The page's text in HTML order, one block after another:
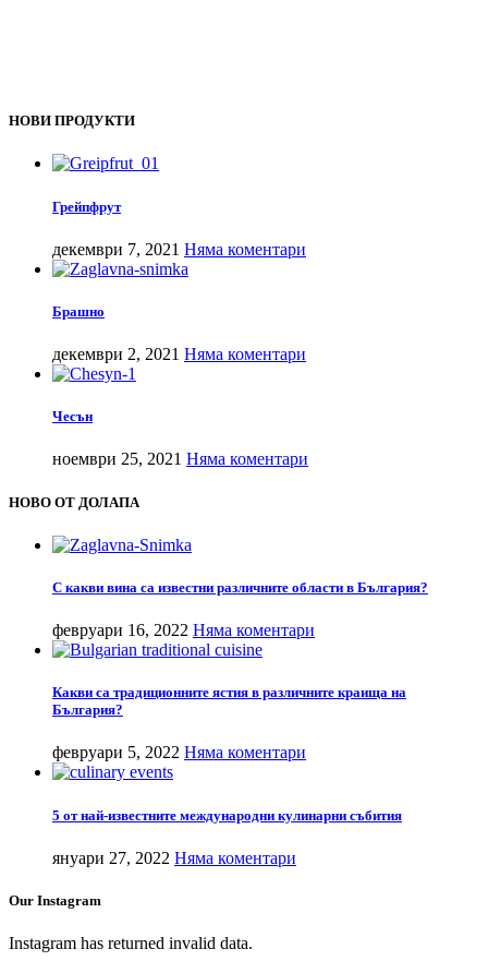
НОВИ ПРОДУКТИ
Грейпфрут
декември 7, 2021 Няма коментари
Брашно
декември 2, 2021 Няма коментари
Чесън
ноември 25, 2021 Няма коментари
НОВО ОТ ДОЛАПА
С какви вина са известни различните области в България?
февруари 16, 2022 Няма коментари
Какви са традиционните ястия в различните краища на
България?
февруари 5, 2022 Няма коментари
5 от най-известните международни кулинарни събития
януари 27, 2022 Няма коментари
Our Instagram
Instagram has returned invalid data.